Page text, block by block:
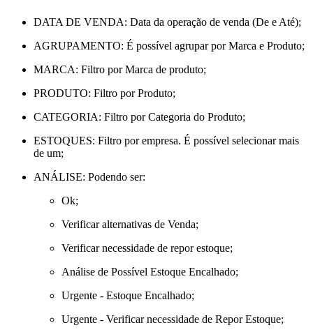
DATA DE VENDA: Data da operação de venda (De e Até);
AGRUPAMENTO: É possível agrupar por Marca e Produto;
MARCA: Filtro por Marca de produto;
PRODUTO: Filtro por Produto;
CATEGORIA: Filtro por Categoria do Produto;
ESTOQUES: Filtro por empresa. É possível selecionar mais
de um;
ANÁLISE: Podendo ser:
Ok;
Verificar alternativas de Venda;
Verificar necessidade de repor estoque;
Análise de Possível Estoque Encalhado;
Urgente - Estoque Encalhado;
Urgente - Verificar necessidade de Repor Estoque;